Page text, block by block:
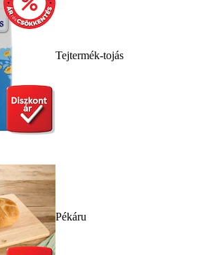
Tejtermék-tojás
Pékáru